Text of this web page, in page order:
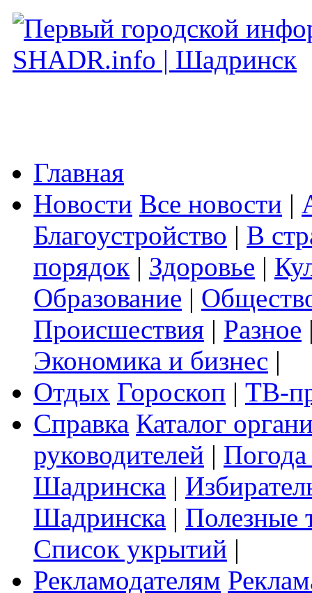
Главная
Новости Все новости |
Благоустройство | В
порядок | Здоровье |
Образование |
Происшествия | Разное
Экономика и бизнес |
Отдых Гороскоп | ТВ-
Справка Каталог
руководителей |
Шадринска |
Шадринска | Полезные
Список укрытий |
Рекламодателям